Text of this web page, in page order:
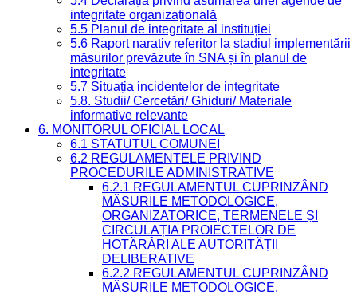
integritate organizațională
5.5 Planul de integritate al instituției
5.6 Raport narativ referitor la stadiul implementării
măsurilor prevăzute în SNA și în planul de
integritate
5.7 Situația incidentelor de integritate
5.8. Studii/ Cercetări/ Ghiduri/ Materiale
informative relevante
6. MONITORUL OFICIAL LOCAL
6.1 STATUTUL COMUNEI
6.2 REGULAMENTELE PRIVIND
PROCEDURILE ADMINISTRATIVE
6.2.1 REGULAMENTUL CUPRINZÂND
MĂSURILE METODOLOGICE,
ORGANIZATORICE, TERMENELE ȘI
CIRCULAȚIA PROIECTELOR DE
HOTĂRÂRI ALE AUTORITĂȚII
DELIBERATIVE
6.2.2 REGULAMENTUL CUPRINZÂND
MĂSURILE METODOLOGICE,